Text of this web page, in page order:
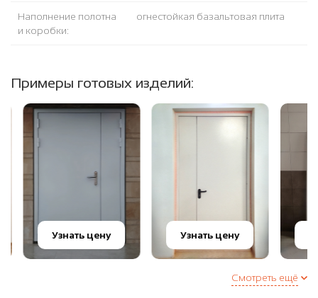
Наполнение полотна
и коробки:
огнестойкая базальтовая плита
Примеры готовых изделий:
Узнать цену Узнать цену
Смотреть ещё